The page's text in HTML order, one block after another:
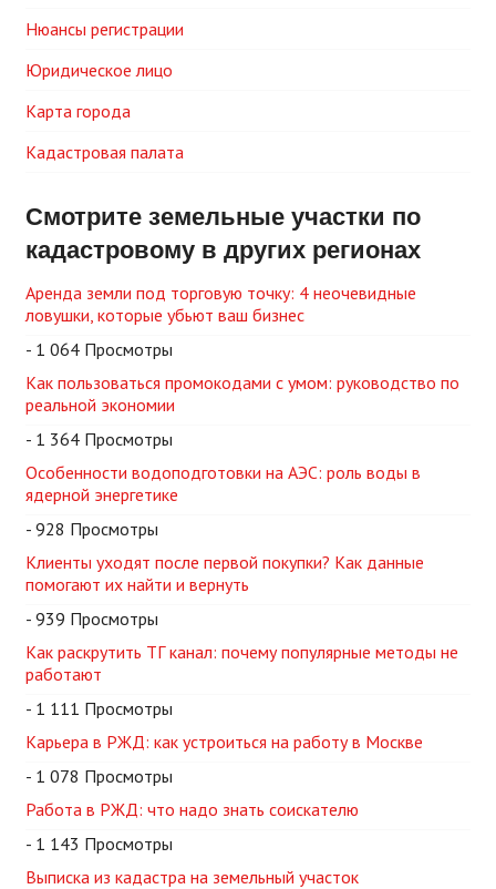
Нюансы регистрации
Юридическое лицо
Карта города
Кадастровая палата
Смотрите земельные участки по
кадастровому в других регионах
Аренда земли под торговую точку: 4 неочевидные
ловушки, которые убьют ваш бизнес
- 1 064 Просмотры
Как пользоваться промокодами с умом: руководство по
реальной экономии
- 1 364 Просмотры
Особенности водоподготовки на АЭС: роль воды в
ядерной энергетике
- 928 Просмотры
Клиенты уходят после первой покупки? Как данные
помогают их найти и вернуть
- 939 Просмотры
Как раскрутить ТГ канал: почему популярные методы не
работают
- 1 111 Просмотры
Карьера в РЖД: как устроиться на работу в Москве
- 1 078 Просмотры
Работа в РЖД: что надо знать соискателю
- 1 143 Просмотры
Выписка из кадастра на земельный участок